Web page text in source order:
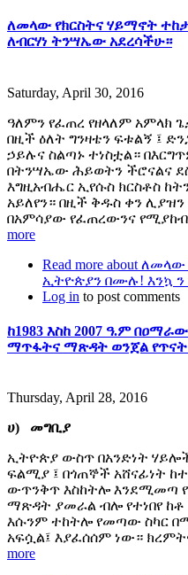
ለመላው የክርስትና ሃይማኖት
ለብርሃነ ትንሣኤው አደረሳችሁ።
Saturday, April 30, 2016
ዓለምን የፈጠረ የዘላለም አምላክ
በዚች ዕለት ግንዛቴን ፍቱልኝ ፤
ኃይሉና ስልጣኑ ተነስቷል።
በትንሣኤው ሕይወትን ችሮናልና
እግዚአብሔር ኢየሱስ ክርስቶስ
አይለየን። በዚች ቅዱስ ቀን
በአምሳያው የፈጠረውንና
more
Read more about
ኢትዮጵያን በሙሉ! እንኳ ን
Log in to post comments
ከ1983 እስከ 2007 ዓ.ም
ማጥፋትና ማጽዳት ወንጀል
Thursday, April 28, 2016
ሀ) መግቢያ
ኢትዮጵያ ውስጥ በአንድነት
ፍልሚያ ፤ በጎጠኞች አሸናፊነት
ውጥንቅጥ እስከትሎ እንደሚመጣ
ማጽዳት ያመራል ብሎ የተነበየ ከቶ
እሱንም ተከትሎ የመጣው ስካር
አፍሷል፤ እያፈሰሰም ነው።
more